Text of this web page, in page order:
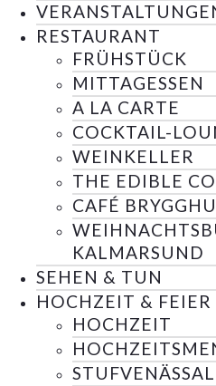
RESTAURANT
FRÜHSTÜCK
MITTAGESSEN
A LA CARTE
COCKTAIL-
WEINKELLER
THE EDIBLE
CAFÉ
KALMARSUND
SEHEN & TUN
HOCHZEIT & FEIER
HOCHZEIT